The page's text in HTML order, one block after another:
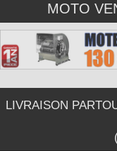
MOTO
LIVRAISON